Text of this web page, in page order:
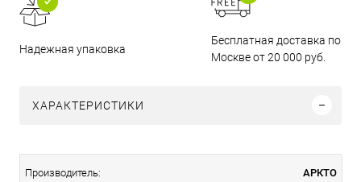
Надежная упаковка
Бесплатная доставка по
Москве от 20 000 руб.
ХАРАКТЕРИСТИКИ
Производитель: АРКТО